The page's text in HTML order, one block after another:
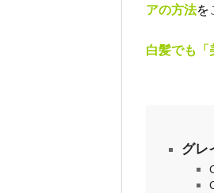
アの方法を
白髪でも「
グレ